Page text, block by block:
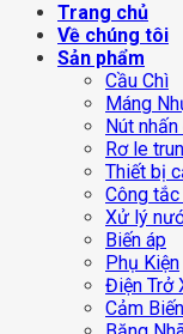
Trang chủ
Về chúng tôi
Sản phẩm
Cầu Chì
Máng
Nút
Rơ le
Thiết bị
Công tắc
Xử lý
Biến áp
Phụ Kiện
Điện Trở
Cảm